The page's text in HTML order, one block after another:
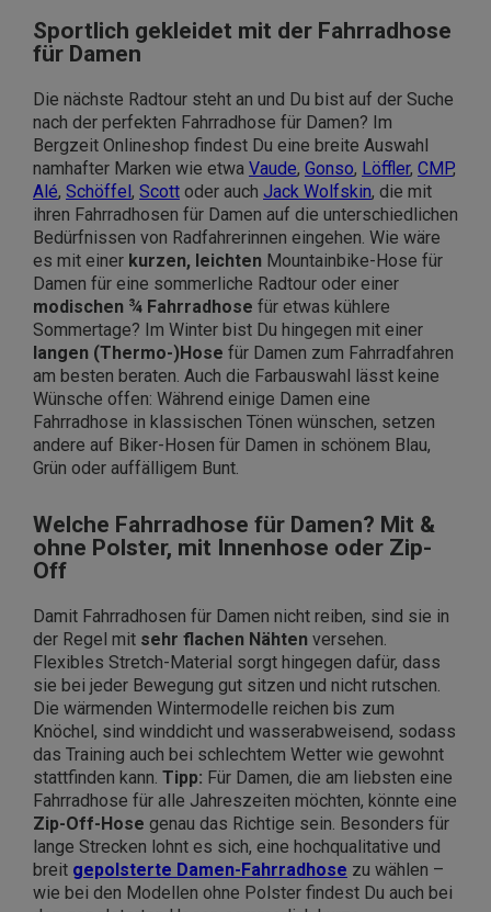
Sportlich gekleidet mit der Fahrradhose
für Damen
Die nächste Radtour steht an und Du bist auf der Suche
nach der perfekten Fahrradhose für Damen? Im
Bergzeit Onlineshop findest Du eine breite Auswahl
namhafter Marken wie etwa Vaude, Gonso, Löffler, CMP,
Alé, Schöffel , Scott oder auch Jack Wolfskin, die mit
ihren Fahrradhosen für Damen auf die unterschiedlichen
Bedürfnissen von Radfahrerinnen eingehen. Wie wäre
es mit einer kurzen, leichten Mountainbike-Hose für
Damen für eine sommerliche Radtour oder einer
modischen ¾ Fahrradhose für etwas kühlere
Sommertage? Im Winter bist Du hingegen mit einer
langen (Thermo-)Hose für Damen zum Fahrradfahren
am besten beraten. Auch die Farbauswahl lässt keine
Wünsche offen: Während einige Damen eine
Fahrradhose in klassischen Tönen wünschen, setzen
andere auf Biker-Hosen für Damen in schönem Blau,
Grün oder auffälligem Bunt.
Welche Fahrradhose für Damen? Mit &
ohne Polster, mit Innenhose oder Zip-
Off
Damit Fahrradhosen für Damen nicht reiben, sind sie in
der Regel mit sehr flachen Nähten versehen.
Flexibles Stretch-Material sorgt hingegen dafür, dass
sie bei jeder Bewegung gut sitzen und nicht rutschen.
Die wärmenden Wintermodelle reichen bis zum
Knöchel, sind winddicht und wasserabweisend, sodass
das Training auch bei schlechtem Wetter wie gewohnt
stattfinden kann. Tipp: Für Damen, die am liebsten eine
Fahrradhose für alle Jahreszeiten möchten, könnte eine
Zip-Off-Hose genau das Richtige sein. Besonders für
lange Strecken lohnt es sich, eine hochqualitative und
breit gepolsterte Damen-Fahrradhose zu wählen –
wie bei den Modellen ohne Polster findest Du auch bei